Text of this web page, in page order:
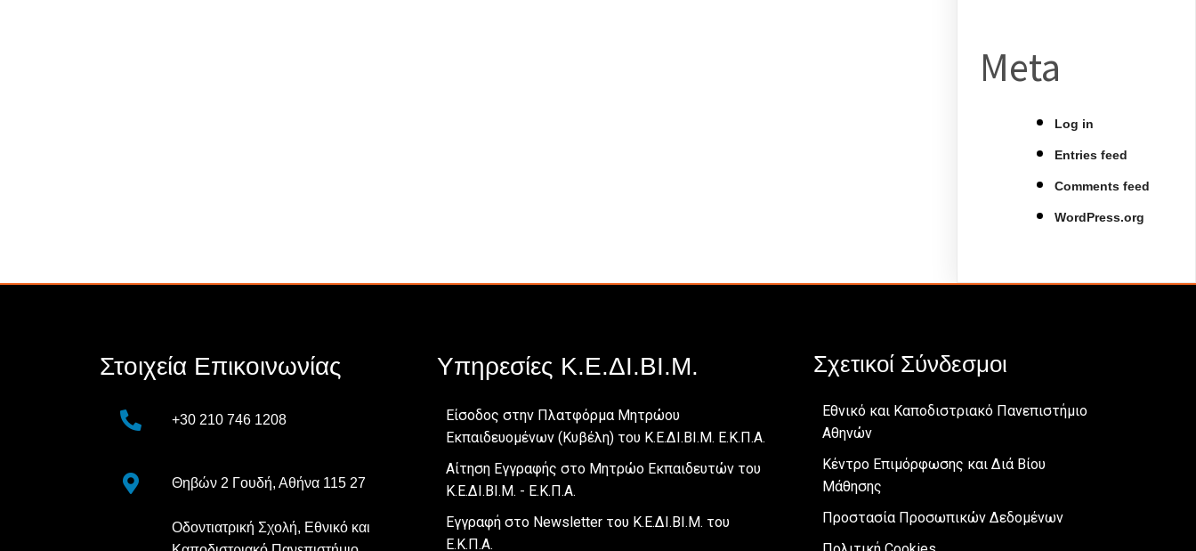
Meta
Log in
Entries feed
Comments feed
WordPress.org
Στοιχεία Επικοινωνίας
+30 210 746 1208
Θηβών 2 Γουδή, Αθήνα 115 27
Οδοντιατρική Σχολή, Εθνικό και
Υπηρεσίες Κ.Ε.ΔΙ.ΒΙ.Μ.
Είσοδος στην Πλατφόρμα Μητρώου
Εκπαιδευομένων (Κυβέλη) του Κ.Ε.ΔΙ.ΒΙ.Μ. Ε.Κ.Π.Α.
Αίτηση Εγγραφής στο Μητρώο Εκπαιδευτών του
Κ.Ε.ΔΙ.ΒΙ.Μ. - Ε.Κ.Π.Α.
Εγγραφή στο Newsletter του Κ.Ε.ΔΙ.ΒΙ.Μ. του
Ε.Κ.Π.Α.
Σχετικοί Σύνδεσμοι
Εθνικό και Καποδιστριακό Πανεπιστήμιο
Αθηνών
Κέντρο Επιμόρφωσης και Διά Βίου
Μάθησης
Προστασία Προσωπικών Δεδομένων